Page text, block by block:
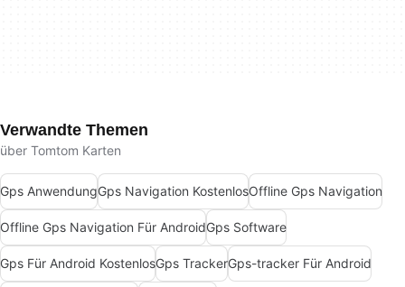
Verwandte Themen
über Tomtom Karten
Gps AnwendungGps Navigation KostenlosOffline Gps Navigation
Offline Gps Navigation Für AndroidGps Software
Gps Für Android KostenlosGps TrackerGps-tracker Für Android